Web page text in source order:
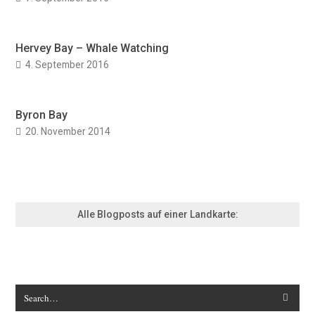
Hervey Bay – Whale Watching
4. September 2016
Byron Bay
20. November 2014
Alle Blogposts auf einer Landkarte: